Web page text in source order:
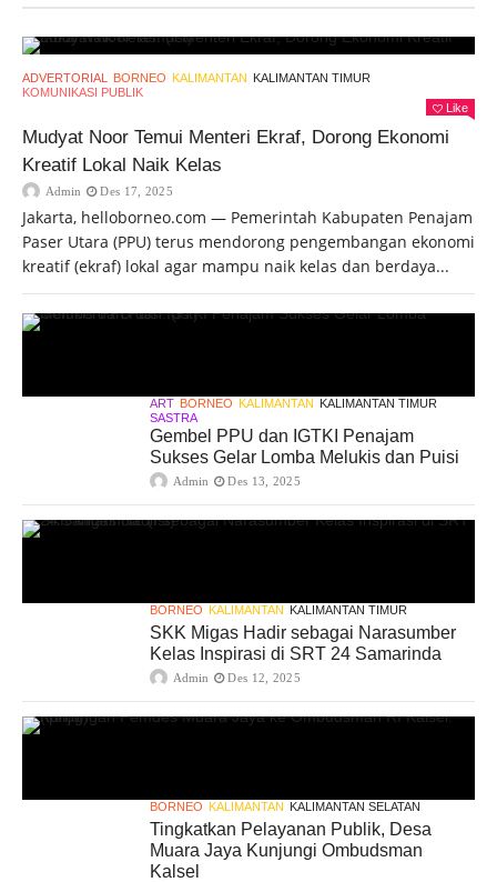
ADVERTORIAL BORNEO KALIMANTAN KALIMANTAN TIMUR
KOMUNIKASI PUBLIK
Like
Mudyat Noor Temui Menteri Ekraf, Dorong Ekonomi
Kreatif Lokal Naik Kelas
Admin Des 17, 2025
Jakarta, helloborneo.com — Pemerintah Kabupaten Penajam
Paser Utara (PPU) terus mendorong pengembangan ekonomi
kreatif (ekraf) lokal agar mampu naik kelas dan berdaya...
ART BORNEO KALIMANTAN KALIMANTAN TIMUR
SASTRA
Gembel PPU dan IGTKI Penajam
Sukses Gelar Lomba Melukis dan Puisi
Admin Des 13, 2025
BORNEO KALIMANTAN KALIMANTAN TIMUR
SKK Migas Hadir sebagai Narasumber
Kelas Inspirasi di SRT 24 Samarinda
Admin Des 12, 2025
BORNEO KALIMANTAN KALIMANTAN SELATAN
Tingkatkan Pelayanan Publik, Desa
Muara Jaya Kunjungi Ombudsman
Kalsel